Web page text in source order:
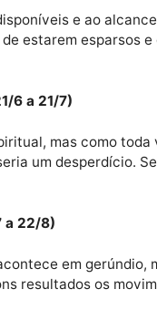
21/4 a 20/5)
as pessoas façam
21/5 a 20/6)
disponíveis e ao
de estarem
21/6 a 21/7)